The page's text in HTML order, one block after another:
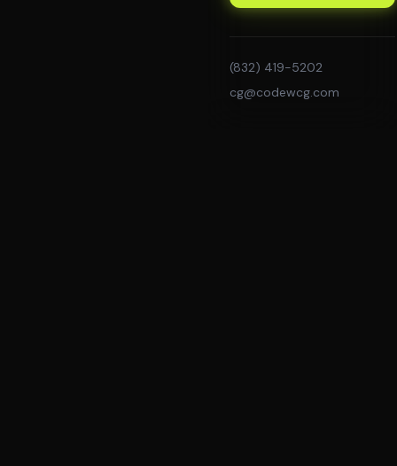
(832) 419-5202
cg@codewcg.com